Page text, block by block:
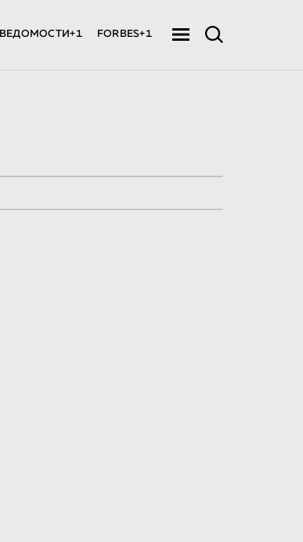
ВЕДОМОСТИ+1 FORBES+1